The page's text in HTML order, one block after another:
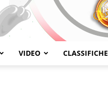
VIDEO CLASSIFICHE